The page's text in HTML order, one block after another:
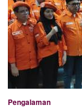
Pengalaman